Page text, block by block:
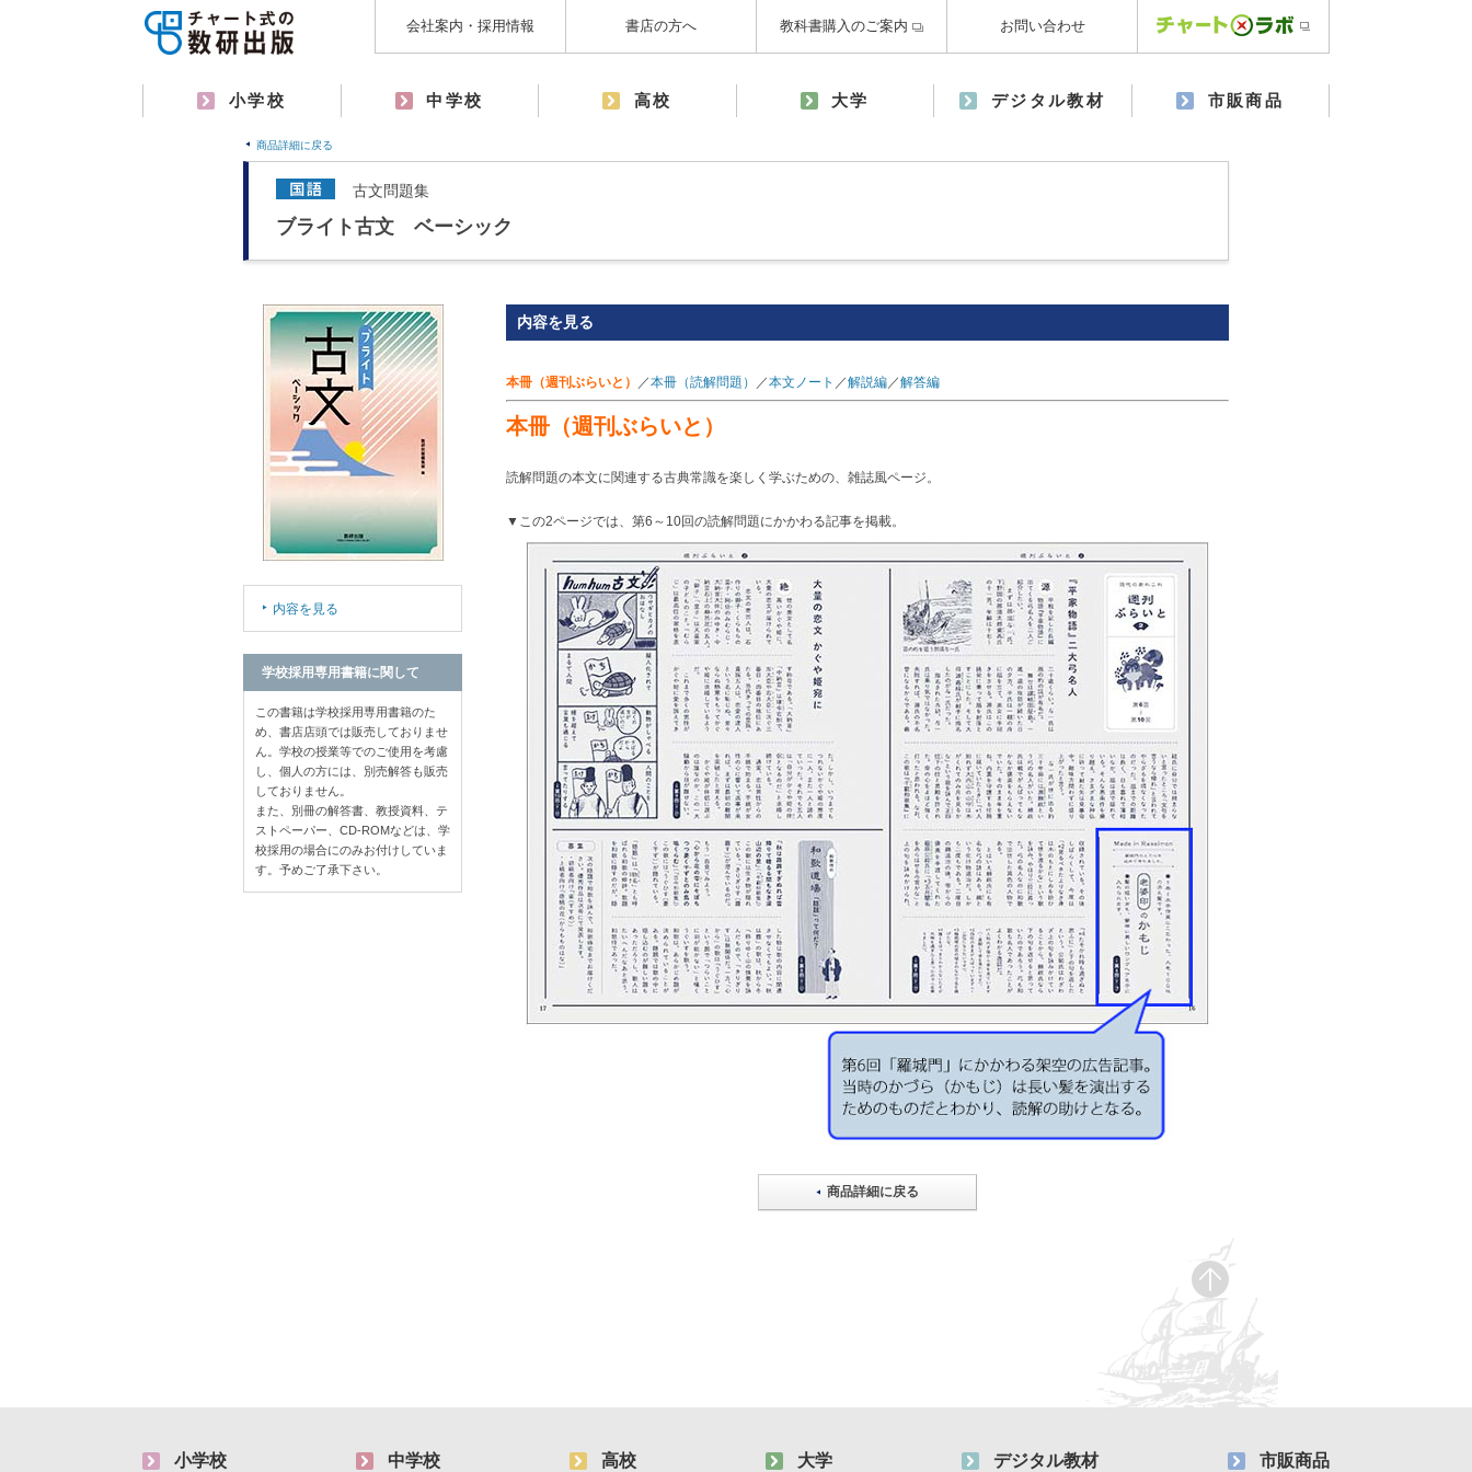
会社案内・採用情報 書店の方へ 教科書購入のご案内 お問い合わせ
小学校 中学校 高校 大学 デジタル教材 市販商品
商品詳細に戻る
古文問題集
ブライト古文 ベーシック
内容を見る
本冊（週刊ぶらいと） ／本冊（読解問題） ／本文ノート ／解説編／解答編
本冊（週刊ぶらいと）
読解問題の本文に関連する古典常識を楽しく学ぶための、雑誌風ページ。
▼この2ページでは、第6～10回の読解問題にかかわる記事を掲載。
商品詳細に戻る
内容を見る
学校採用専用書籍に関して
この書籍は学校採用専用書籍のた
め、書店店頭では販売しておりませ
ん。学校の授業等でのご使用を考慮
し、個人の方には、別売解答も販売
しておりません。
また、別冊の解答書、教授資料、テ
ストペーパー、CD-ROMなどは、学
校採用の場合にのみお付けしていま
す。予めご了承下さい。
小学校 中学校 高校 大学 デジタル教材 市販商品